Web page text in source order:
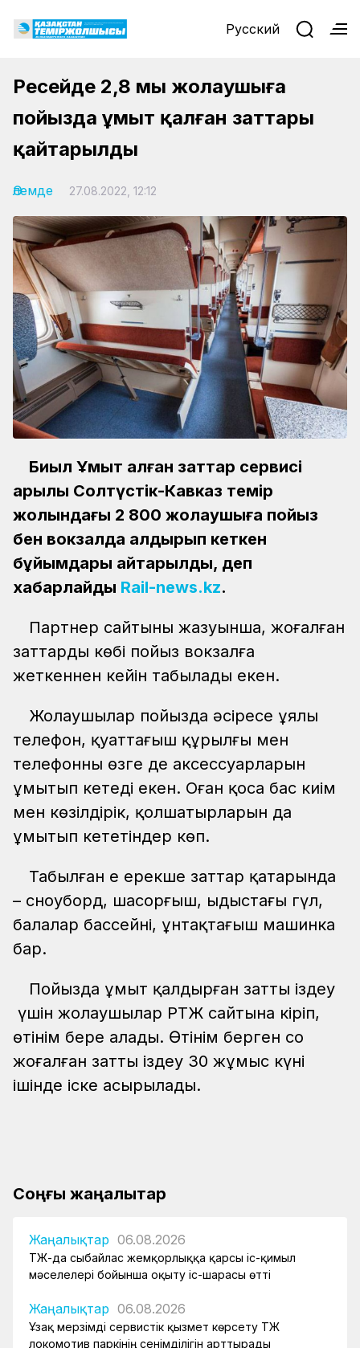
Русский
Ресейде 2,8 мың жолаушыға
пойызда ұмыт қалған заттары
қайтарылды
Әлемде 27.08.2022, 12:12
Биыл Ұмыт қалған заттар сервисі
арқылы Солтүстік-Кавказ темір
жолындағы 2 800 жолаушыға пойыз
бен вокзалда қалдырып кеткен
бұйымдары қайтарылды, деп
хабарлайды Rail-news.kz.
Партнер сайтының жазуынша, жоғалған
заттардың көбі пойыз вокзалға
жеткеннен кейін табылады екен.
Жолаушылар пойызда әсіресе ұялы
телефон, қуаттағыш құрылғы мен
телефонның өзге де аксессуарларын
ұмытып кетеді екен. Оған қоса бас киім
мен көзілдірік, қолшатырларын да
ұмытып кететіндер көп.
Табылған ең ерекше заттар қатарында
– сноуборд, шаңсорғыш, ыдыстағы гүл,
балалар бассейні, ұнтақтағыш машинка
бар.
Пойызда ұмыт қалдырған затты іздеу
үшін жолаушылар РТЖ сайтына кіріп,
өтінім бере алады. Өтінім берген соң
жоғалған затты іздеу 30 жұмыс күні
ішінде іске асырылады.
Соңғы жаңалықтар
Жаңалықтар 06.08.2026
ҚТЖ-да сыбайлас жемқорлыққа қарсы іс-қимыл
мәселелері бойынша оқыту іс-шарасы өтті
Жаңалықтар 06.08.2026
Ұзақ мерзімді сервистік қызмет көрсету ҚТЖ
локомотив паркінің сенімділігін арттырады